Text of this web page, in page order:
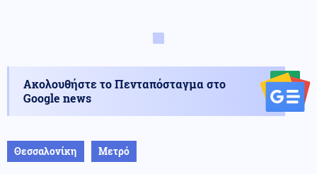
Ακολουθήστε το Πενταπόσταγμα στο
Google news
Θεσσαλονίκη Μετρό